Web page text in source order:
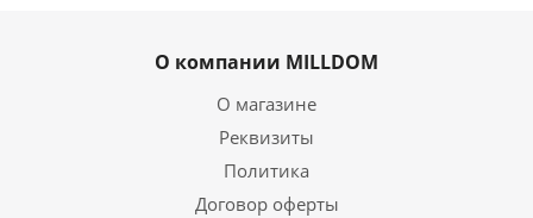
О компании MILLDOM
О магазине
Реквизиты
Политика
Договор оферты